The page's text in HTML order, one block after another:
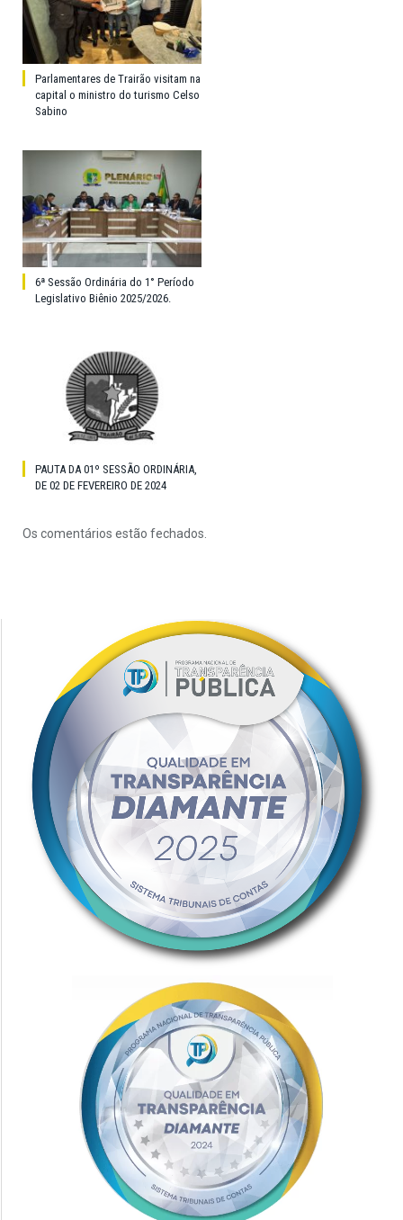
Parlamentares de Trairão visitam na
capital o ministro do turismo Celso
Sabino
6ª Sessão Ordinária do 1° Período
Legislativo Biênio 2025/2026.
PAUTA DA 01º SESSÃO ORDINÁRIA,
DE 02 DE FEVEREIRO DE 2024
Os comentários estão fechados.